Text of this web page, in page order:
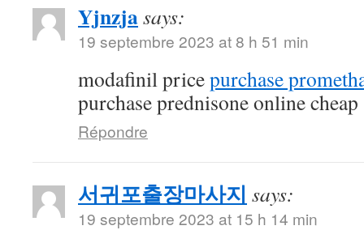
Yjnzjasays:
19 septembre 2023 at 8 h 51 min
modafinil pricepurchase
purchase prednisone online cheap
Répondre
서귀포출장마사지 says:
19 septembre 2023 at 15 h 14 min